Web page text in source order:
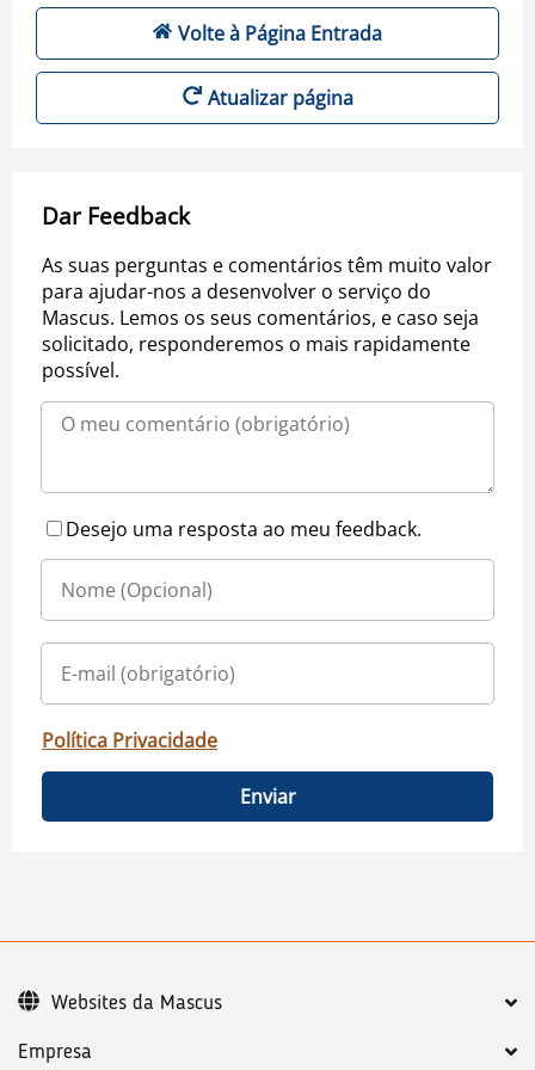
Volte à Página Entrada
Atualizar página
Dar Feedback
As suas perguntas e comentários têm muito valor
para ajudar-nos a desenvolver o serviço do
Mascus. Lemos os seus comentários, e caso seja
solicitado, responderemos o mais rapidamente
possível.
Desejo uma resposta ao meu feedback.
Política Privacidade
Enviar
Empresa
Websites da Mascus